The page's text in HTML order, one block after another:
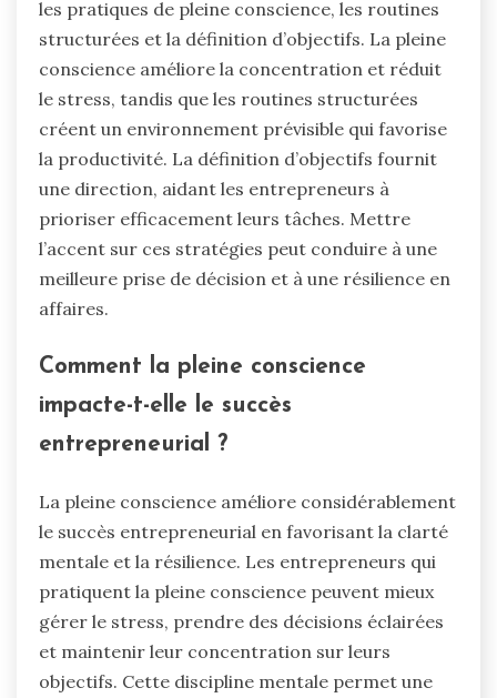
les pratiques de pleine conscience, les routines
structurées et la définition d’objectifs. La pleine
conscience améliore la concentration et réduit
le stress, tandis que les routines structurées
créent un environnement prévisible qui favorise
la productivité. La définition d’objectifs fournit
une direction, aidant les entrepreneurs à
prioriser efficacement leurs tâches. Mettre
l’accent sur ces stratégies peut conduire à une
meilleure prise de décision et à une résilience en
affaires.
Comment la pleine conscience
impacte-t-elle le succès
entrepreneurial ?
La pleine conscience améliore considérablement
le succès entrepreneurial en favorisant la clarté
mentale et la résilience. Les entrepreneurs qui
pratiquent la pleine conscience peuvent mieux
gérer le stress, prendre des décisions éclairées
et maintenir leur concentration sur leurs
objectifs. Cette discipline mentale permet une